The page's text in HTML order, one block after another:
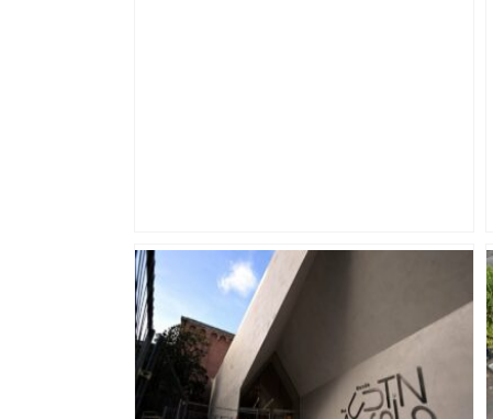
Bilan du marché du logement neuf :
une lueur d'espoir pour l'immobilier à
Toulouse ? – Actu.fr